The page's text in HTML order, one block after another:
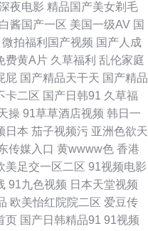
超碰在线咨询 国产精品宾馆精品
18 国标一级9精品999 日韩免费
产成人综合 99久久在线 日本不卡
免费版 国产精品自拍在线 五月
91插13 高清电影免费网 三级网站
91九色porn蝌科 国产操逼在线观
精品视频 91日皮子 老司机午夜开
夜电影 精品国产美女剃毛
酱国产一区 美国一级AV 国
微拍福利国产视频 国产人成
费黄A片 久草福利 乱伦家庭
屁 国产精品天干天 国产精品
卡二区 国产日韩91 久草福
操 91草草酒店视频 韩日一
日本 茄子视频污 亚洲色欲天
传媒入口 黄wwww色 香港
美足交一区二区 91视频电影
91九色视频 日本天堂视频
欧美怡红院院二区 爱豆传
页 国产日韩精品91 91视频